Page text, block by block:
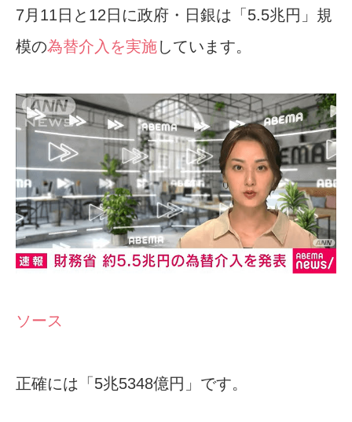
7月11日と12日に政府・日銀は「5.5兆円」規
模の為替介入を実施しています。
ソース
正確には「5兆5348億円」です。